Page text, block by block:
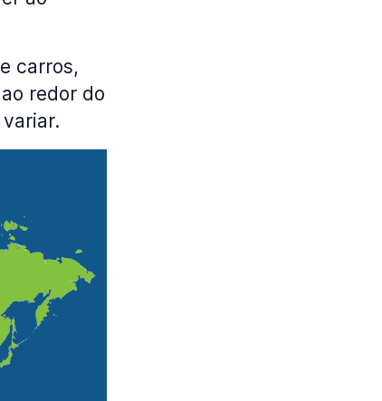
carros,
redor do